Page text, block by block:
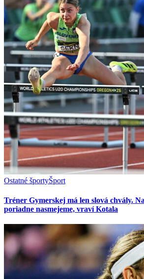
Ostatné športyŠport
Tréner Gymerskej má len slová chvály.
poriadne nasmejeme, vraví Kotala